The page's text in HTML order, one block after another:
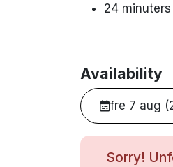
24
Availability
fre 7 aug
Sorry!